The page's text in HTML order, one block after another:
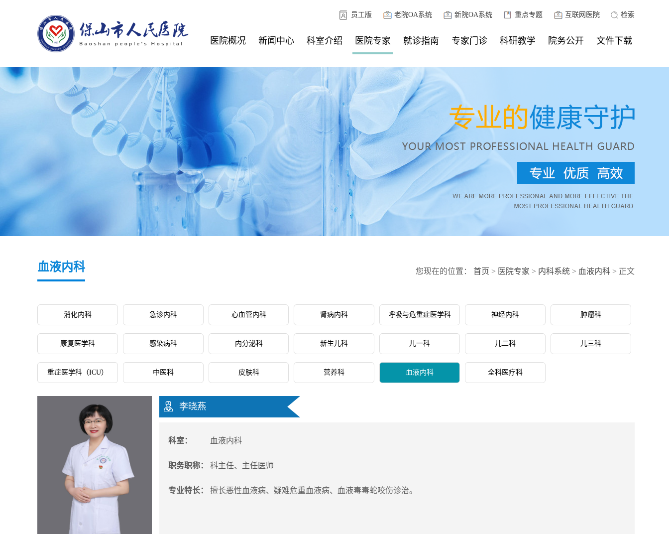
员工版 老院OA系统 新院OA系统 重点专题 互联网医院 检索
医院概况 新闻中心 科室介绍 医院专家 就诊指南 专家门诊 科研教学 院务公开 文件下载
您现在的位置： 首页 > 医院专家 > 内科系统 > 血液内科 > 正文
血液内科
消化内科 急诊内科 心血管内科 肾病内科 呼吸与危重症医学科 神经内科 肿瘤科
康复医学科 感染病科 内分泌科 新生儿科 儿一科 儿二科 儿三科
重症医学科（ICU） 中医科 皮肤科 营养科 血液内科 全科医疗科
李晓燕
科室： 血液内科
职务职称： 科主任、主任医师
专业特长： 擅长恶性血液病、疑难危重血液病、血液毒毒蛇咬伤诊治。